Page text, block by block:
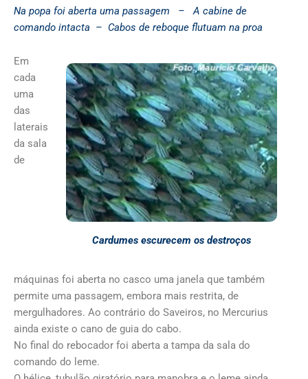
Na popa foi aberta uma passagem –A cabine de
comando intacta – Cabos de reboque flutuam na proa
Cardumes escurecem os destroços
Em
cada
uma
das
laterais
da sala
de
máquinas foi aberta no casco uma janela que também
permite uma passagem, embora mais restrita, de
mergulhadores. Ao contrário do Saveiros, no Mercurius
ainda existe o cano de guia do cabo.
No final do rebocador foi aberta a tampa da sala do
comando do leme.